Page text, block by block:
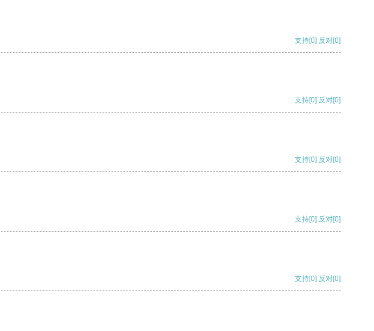
支持[0] 反对[0]
支持[0] 反对[0]
支持[0] 反对[0]
支持[0] 反对[0]
支持[0] 反对[0]